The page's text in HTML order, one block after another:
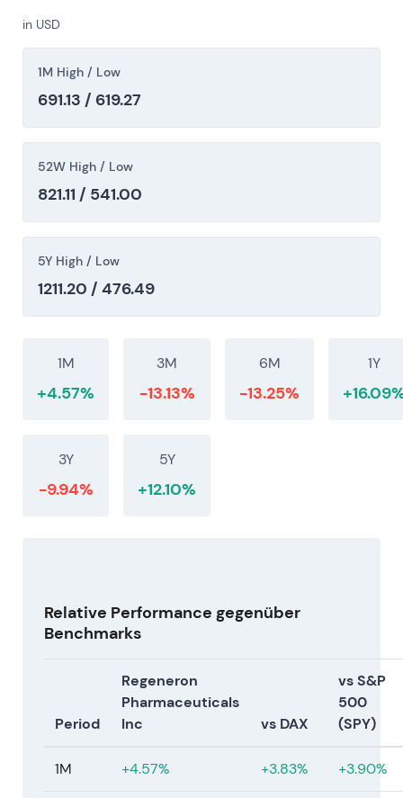
in USD
1M High / Low
691.13 / 619.27
52W High / Low
821.11 / 541.00
5Y High / Low
1211.20 / 476.49
1M
+4.57%
3M
-13.13%
6M
-13.25%
1Y
3Y
-9.94%
5Y
+12.10%
Relative Performance gegenüber
Benchmarks
Period
Regeneron
Pharmaceuticals
Inc
vs DAX
vs S&P
500
(SPY)
1M +4.57% +3.83% +3.90%